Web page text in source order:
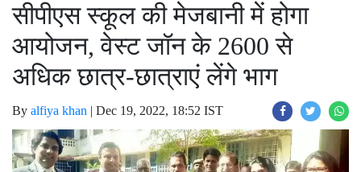
सीपीएस स्कूल की मेजबानी में होगा
आयोजन, वेस्ट जॉन के 2600 से
अधिक छात्र-छात्राएं लेंगे भाग
By alfiya khan | Dec 19, 2022, 18:52 IST